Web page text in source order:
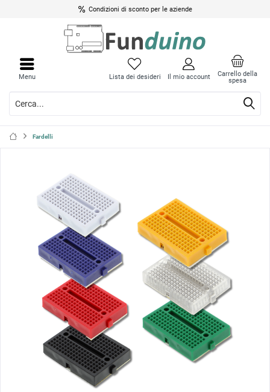
Condizioni di sconto per le aziende
Carrello della
spesa
Lista dei desideri Il mio account
Menu
Fardelli
menu
menu